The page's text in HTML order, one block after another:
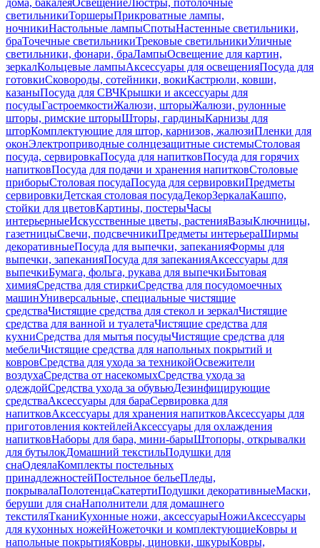
дома, бакалеяОсвещениеЛюстры, потолочные
светильникиТоршерыПрикроватные лампы,
ночникиНастольные лампыСпотыНастенные светильники,
браТочечные светильникиТрековые светильникиУличные
светильники, фонари, браЛампыОсвещение для картин,
зеркалКольцевые лампыАксессуары для освещенияПосуда для
готовкиСковороды, сотейники, вокиКастрюли, ковши,
казаныПосуда для СВЧКрышки и аксессуары для
посудыГастроемкостиЖалюзи, шторыЖалюзи, рулонные
шторы, римские шторыШторы, гардиныКарнизы для
шторКомплектующие для штор, карнизов, жалюзиПленки для
оконЭлектроприводные солнцезащитные системыСтоловая
посуда, сервировкаПосуда для напитковПосуда для горячих
напитковПосуда для подачи и хранения напитковСтоловые
приборыСтоловая посудаПосуда для сервировкиПредметы
сервировкиДетская столовая посудаДекорЗеркалаКашпо,
стойки для цветовКартины, постерыЧасы
интерьерныеИскусственные цветы, растенияВазыКлючницы,
газетницыСвечи, подсвечникиПредметы интерьераШирмы
декоративныеПосуда для выпечки, запеканияФормы для
выпечки, запеканияПосуда для запеканияАксессуары для
выпечкиБумага, фольга, рукава для выпечкиБытовая
химияСредства для стиркиСредства для посудомоечных
машинУниверсальные, специальные чистящие
средстваЧистящие средства для стекол и зеркалЧистящие
средства для ванной и туалетаЧистящие средства для
кухниСредства для мытья посудыЧистящие средства для
мебелиЧистящие средства для напольных покрытий и
ковровСредства для ухода за техникойОсвежители
воздухаСредства от насекомыхСредства ухода за
одеждойСредства ухода за обувьюДезинфицирующие
средстваАксессуары для бараСервировка для
напитковАксессуары для хранения напитковАксессуары для
приготовления коктейлейАксессуары для охлаждения
напитковНаборы для бара, мини-барыШтопоры, открывалки
для бутылокДомашний текстильПодушки для
снаОдеялаКомплекты постельных
принадлежностейПостельное бельеПледы,
покрывалаПолотенцаСкатертиПодушки декоративныеМаски,
беруши для снаНаполнители для домашнего
текстиляТканиКухонные ножи, аксессуарыНожиАксессуары
для кухонных ножейНожеточки и комплектующиеКовры и
напольные покрытияКовры, циновки, шкурыКовры,